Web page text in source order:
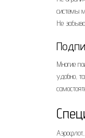
системы
Не
Многие
удобно,